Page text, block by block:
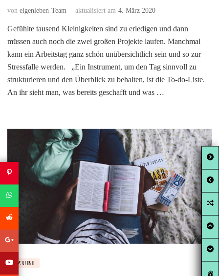
von eigenleben-Team aktualisiert am 4. März 2020
Gefühlte tausend Kleinigkeiten sind zu erledigen und dann
müssen auch noch die zwei großen Projekte laufen. Manchmal
kann ein Arbeitstag ganz schön unübersichtlich sein und so zur
Stressfalle werden. „Ein Instrument, um den Tag sinnvoll zu
strukturieren und den Überblick zu behalten, ist die To-do-Liste.
An ihr sieht man, was bereits geschafft und was …
AZUBI